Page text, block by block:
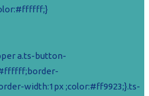
a.ts-button-
width:1px ;color:#ff9923;}.ts-